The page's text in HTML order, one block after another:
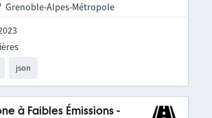
Grenoble-Alpes-Métropole
json
à Faibles Émissions -